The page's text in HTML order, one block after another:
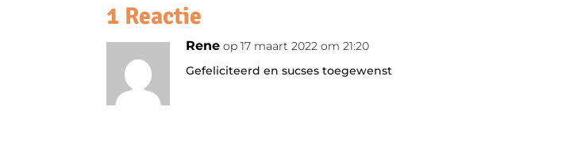
1 Reactie
Rene op 17 maart 2022 om 21:20
Gefeliciteerd en sucses toegewenst